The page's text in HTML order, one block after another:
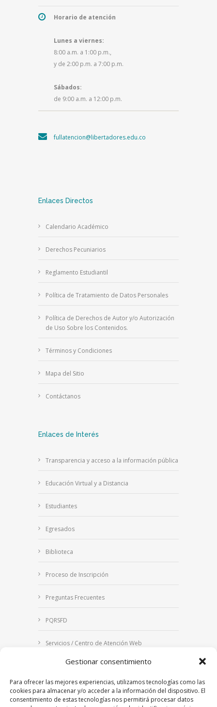
Gestionar consentimiento
Para ofrecer las mejores experiencias, utilizamos tecnologías como las
cookies para almacenar y/o acceder a la información del dispositivo. El
consentimiento de estas tecnologías nos permitirá procesar datos
Horario de atención
Lunes a viernes:
8:00 a.m. a 1:00 p.m.,
y de 2:00 p.m. a 7:00 p.m.
Sábados:
de 9:00 a.m. a 12:00 p.m.
fullatencion@libertadores.edu.co
Enlaces Directos
Calendario Académico
Derechos Pecuniarios
Reglamento Estudiantil
Política de Tratamiento de Datos Personales
Política de Derechos de Autor y/o Autorización
de Uso Sobre los Contenidos.
Términos y Condiciones
Mapa del Sitio
Contáctanos
Enlaces de Interés
Transparencia y acceso a la información pública
Educación Virtual y a Distancia
Estudiantes
Egresados
Biblioteca
Proceso de Inscripción
Preguntas Frecuentes
PQRSFD
Servicios / Centro de Atención Web
Correo Institucional
Notificaciones judiciales